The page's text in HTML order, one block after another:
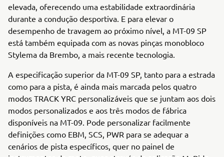
elevada, oferecendo uma estabilidade extraordinária
durante a condução desportiva. E para elevar o
desempenho de travagem ao próximo nível, a MT-09 SP
está também equipada com as novas pinças monobloco
Stylema da Brembo, a mais recente tecnologia.
A especificação superior da MT-09 SP, tanto para a estrada
como para a pista, é ainda mais marcada pelos quatro
modos TRACK YRC personalizáveis que se juntam aos dois
modos personalizados e aos três modos de fábrica
disponíveis na MT-09. Pode personalizar facilmente
definições como EBM, SCS, PWR para se adequar a
cenários de pista específicos, quer no painel de